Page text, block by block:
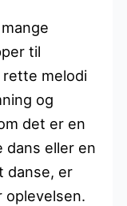
til
melodi
og
det er en
dans eller en
danse, er
oplevelsen.